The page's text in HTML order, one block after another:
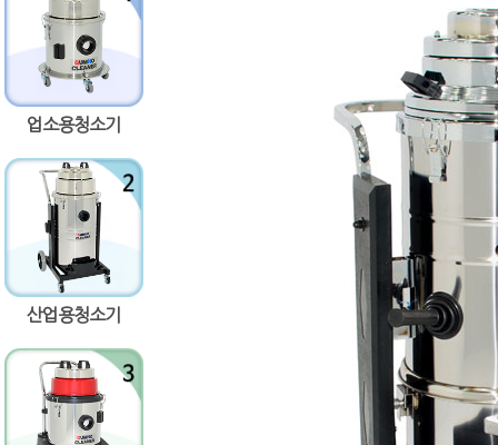
업소용청소기
산업용청소기
증가
감소